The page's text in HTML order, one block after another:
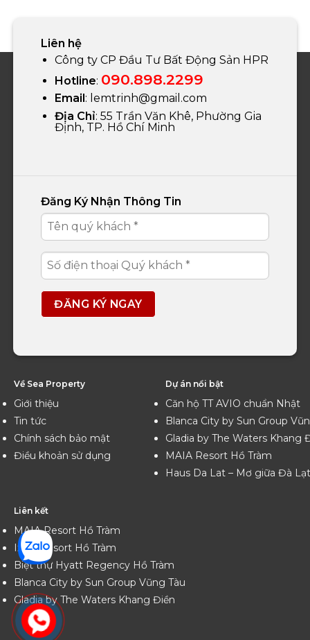
Liên hệ
Công ty CP Đầu Tư Bất Động Sản HPR
Hotline: 090.898.2299
Email : lemtrinh@gmail.com
Địa Chỉ: 55 Trần Văn Khê, Phường Gia
Định, TP. Hồ Chí Minh
Đăng Ký Nhận Thông Tin
Về Sea Property
Giới thiệu
Tin tức
Chính sách bảo mật
Điều khoản sử dụng
Dự án nổi bật
Căn hộ TT AVIO chuẩn Nhật
Blanca City by Sun Group
Gladia by The Waters Khang
MAIA Resort Hồ Tràm
Haus Da Lat – Mơ giữa Đà Lạt
Liên kết
MAIA Resort Hồ Tràm
Ixora Resort Hồ Tràm
Biệt thự Hyatt Regency Hồ Tràm
Blanca City by Sun Group Vũng Tàu
Gladia by The Waters Khang Điền